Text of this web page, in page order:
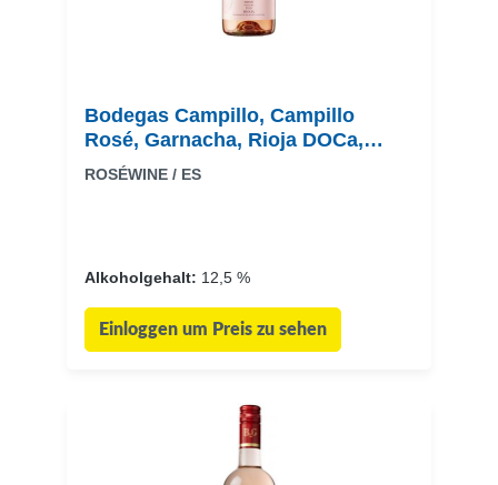
Bodegas Campillo, Campillo
Rosé, Garnacha, Rioja DOCa,
trocken, rosé
ROSÉWINE / ES
Alkoholgehalt: 12,5 %
Einloggen um Preis zu sehen